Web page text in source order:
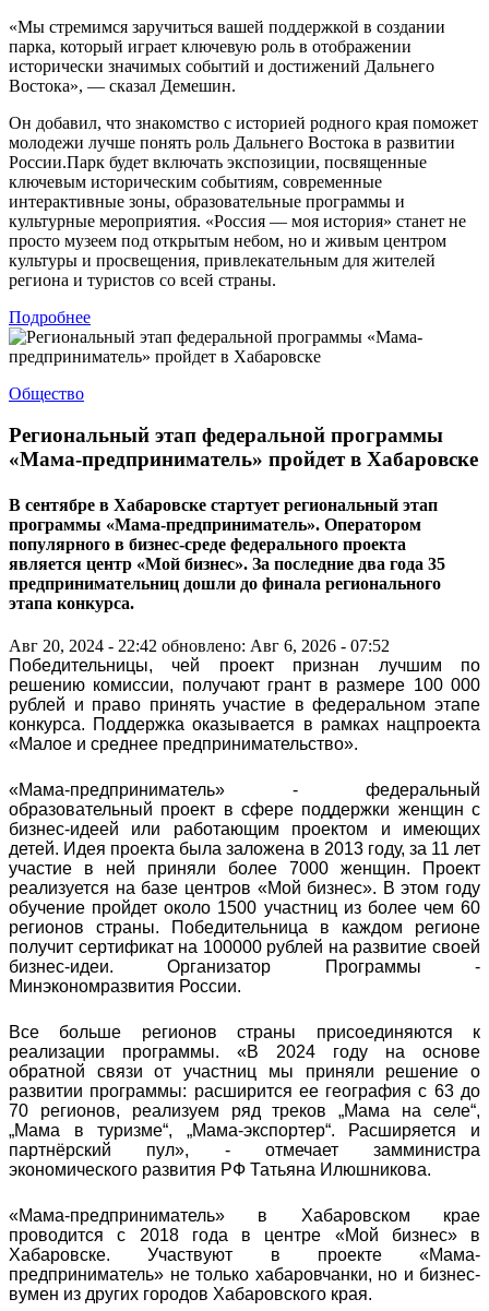
«Мы стремимся заручиться вашей поддержкой в создании
парка, который играет ключевую роль в отображении
исторически значимых событий и достижений Дальнего
Востока», — сказал Демешин.
Он добавил, что знакомство с историей родного края поможет
молодежи лучше понять роль Дальнего Востока в развитии
России.Парк будет включать экспозиции, посвященные
ключевым историческим событиям, современные
интерактивные зоны, образовательные программы и
культурные мероприятия. «Россия — моя история» станет не
просто музеем под открытым небом, но и живым центром
культуры и просвещения, привлекательным для жителей
региона и туристов со всей страны.
Подробнее
Общество
Региональный этап федеральной программы
«Мама-предприниматель» пройдет в Хабаровске
В сентябре в Хабаровске стартует региональный этап
программы «Мама-предприниматель». Оператором
популярного в бизнес-среде федерального проекта
является центр «Мой бизнес». За последние два года 35
предпринимательниц дошли до финала регионального
этапа конкурса.
Авг 20, 2024 - 22:42 обновлено: Авг 6, 2026 - 07:52
Победительницы, чей проект признан лучшим по
решению комиссии, получают грант в размере 100 000
рублей и право принять участие в федеральном этапе
конкурса. Поддержка оказывается в рамках нацпроекта
«Малое и среднее предпринимательство».
«Мама-предприниматель» - федеральный
образовательный проект в сфере поддержки женщин с
бизнес-идеей или работающим проектом и имеющих
детей. Идея проекта была заложена в 2013 году, за 11 лет
участие в ней приняли более 7000 женщин. Проект
реализуется на базе центров «Мой бизнес». В этом году
обучение пройдет около 1500 участниц из более чем 60
регионов страны. Победительница в каждом регионе
получит сертификат на 100000 рублей на развитие своей
бизнес-идеи. Организатор Программы -
Минэкономразвития России.
Все больше регионов страны присоединяются к
реализации программы. «В 2024 году на основе
обратной связи от участниц мы приняли решение о
развитии программы: расширится ее география с 63 до
70 регионов, реализуем ряд треков „Мама на селе“,
„Мама в туризме“, „Мама-экспортер“. Расширяется и
партнёрский пул», - отмечает замминистра
экономического развития РФ Татьяна Илюшникова.
«Мама-предприниматель» в Хабаровском крае
проводится с 2018 года в центре «Мой бизнес» в
Хабаровске. Участвуют в проекте «Мама-
предприниматель» не только хабаровчанки, но и бизнес-
вумен из других городов Хабаровского края.